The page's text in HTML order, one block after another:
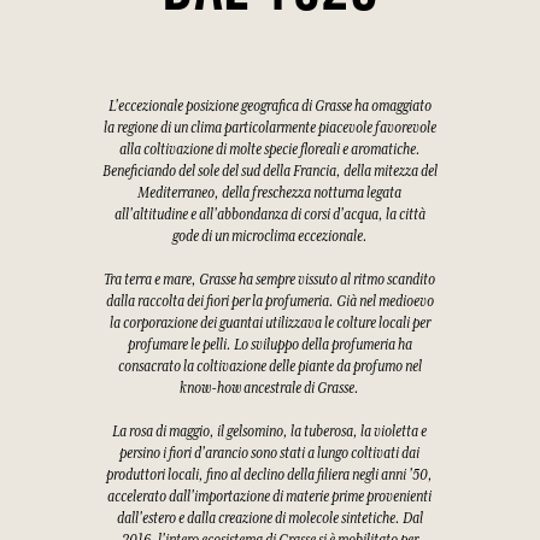
L'eccezionale posizione geografica di Grasse ha omaggiato
la regione di un clima particolarmente piacevole favorevole
alla coltivazione di molte specie floreali e aromatiche.
Beneficiando del sole del sud della Francia, della mitezza del
Mediterraneo, della freschezza notturna legata
all'altitudine e all'abbondanza di corsi d'acqua, la città
gode di un microclima eccezionale.
Tra terra e mare, Grasse ha sempre vissuto al ritmo scandito
dalla raccolta dei fiori per la profumeria. Già nel medioevo
la corporazione dei guantai utilizzava le colture locali per
profumare le pelli. Lo sviluppo della profumeria ha
consacrato la coltivazione delle piante da profumo nel
know-how ancestrale di Grasse.
La rosa di maggio, il gelsomino, la tuberosa, la violetta e
persino i fiori d'arancio sono stati a lungo coltivati dai
produttori locali, fino al declino della filiera negli anni '50,
accelerato dall'importazione di materie prime provenienti
dall'estero e dalla creazione di molecole sintetiche. Dal